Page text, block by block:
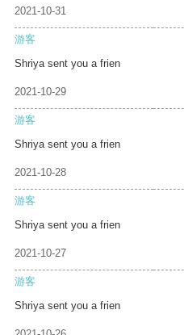
2021-10-31
游客
Shriya sent you a frien
2021-10-29
游客
Shriya sent you a frien
2021-10-28
游客
Shriya sent you a frien
2021-10-27
游客
Shriya sent you a frien